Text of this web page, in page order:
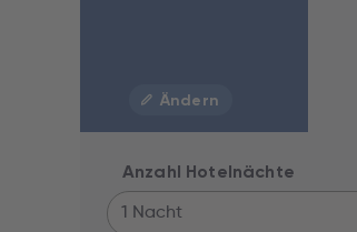
Ändern
Anzahl Hotelnächte
1 Nacht